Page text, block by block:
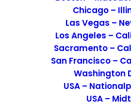
Chicago –
Las Vegas –
Los Angeles –
Sacramento –
San Francisco –
Washington
USA –
USA – Midt
til stedet, var en bonus